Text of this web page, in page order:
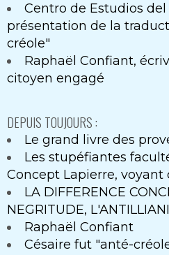
Centro de Estudios del
présentation de la
créole"
Raphaël Confiant,
citoyen engagé
DEPUIS TOUJOURS :
Le grand livre des
Les stupéfiantes
Concept Lapierre, voyant
LA DIFFERENCE
NEGRITUDE,
Raphaël Confiant
Césaire fut "anté-